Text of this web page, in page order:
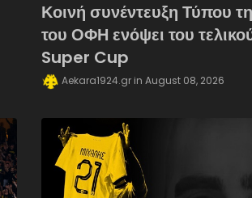
Κοινή συνέντευξη Τύπου
του ΟΦΗ ενόψει του
Super Cup
Aekara1924.gr August 08, 2026